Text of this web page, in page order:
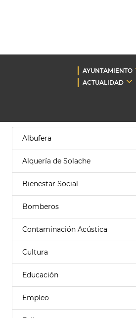
AYUNTAMIENTO
ACTUALIDAD
Albufera
Alquería de Solache
Bienestar Social
Bomberos
Contaminación Acústica
Cultura
Educación
Empleo